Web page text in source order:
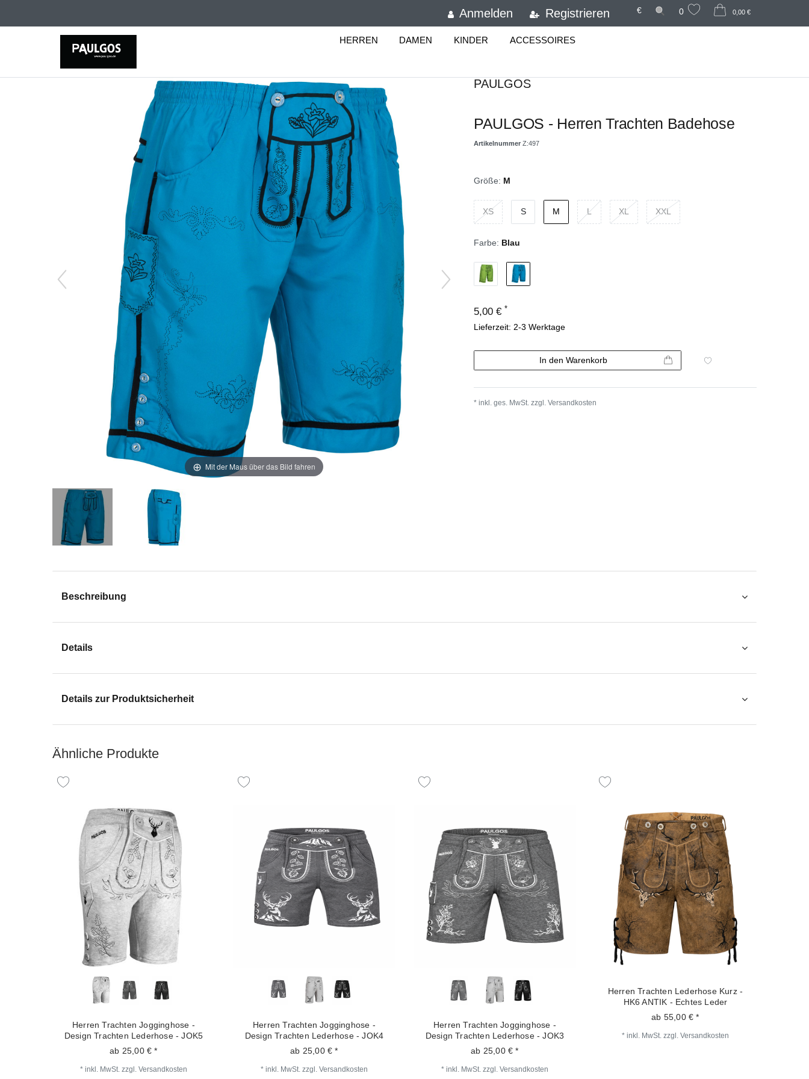
Anmelden Registrieren € 0 0,00 €
HERREN DAMEN KINDER ACCESSOIRES
Mit der Maus über das Bild fahren
PAULGOS
PAULGOS - Herren Trachten Badehose
Artikelnummer Z:497
Größe: M
XS S M L XL XXL
Farbe: Blau
5,00 € *
Lieferzeit: 2-3 Werktage
In den Warenkorb
* inkl. ges. MwSt. zzgl. Versandkosten
Beschreibung
Details
Details zur Produktsicherheit
Ähnliche Produkte
Herren Trachten Jogginghose -
Design Trachten Lederhose - JOK5
ab 25,00 € *
* inkl. MwSt. zzgl. Versandkosten
Herren Trachten Jogginghose -
Design Trachten Lederhose - JOK4
ab 25,00 € *
* inkl. MwSt. zzgl. Versandkosten
Herren Trachten Jogginghose -
Design Trachten Lederhose - JOK3
ab 25,00 € *
* inkl. MwSt. zzgl. Versandkosten
Herren Trachten Lederhose Kurz -
HK6 ANTIK - Echtes Leder
ab 55,00 € *
* inkl. MwSt. zzgl. Versandkosten